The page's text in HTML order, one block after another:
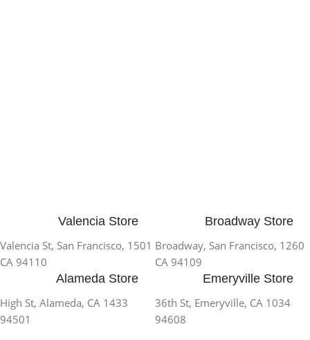
Broadway Store
1260 Broadway, San Francisco,
CA 94109
Valencia Store
1501 Valencia St, San Francisco,
CA 94110
Emeryville Store
1034 36th St, Emeryville, CA
94608
Alameda Store
1433 High St, Alameda, CA
94501